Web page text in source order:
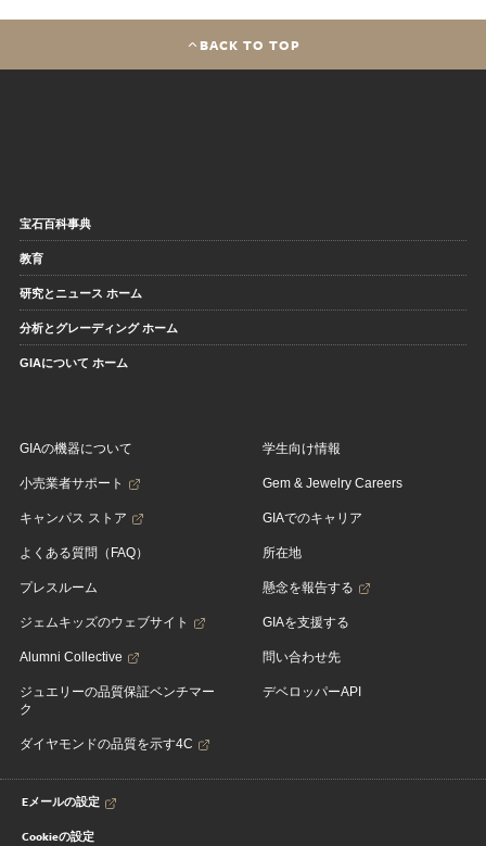
BACK TO TOP
宝石百科事典
教育
研究とニュース ホーム
分析とグレーディング ホーム
GIAについて ホーム
GIAの機器について
小売業者サポート
キャンパス ストア
よくある質問（FAQ）
プレスルーム
ジェムキッズのウェブサイト
Alumni Collective
ジュエリーの品質保証ベンチマー
ク
ダイヤモンドの品質を示す4C
学生向け情報
Gem & Jewelry Careers
GIAでのキャリア
所在地
懸念を報告する
GIAを支援する
問い合わせ先
デベロッパーAPI
Eメールの設定
Cookieの設定